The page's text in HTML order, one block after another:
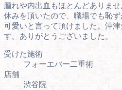
腫れや内出血もほとんどありま
休みを頂いたので、職場でも恥
可愛いと言って頂けました。沖
す。ありがとうございました。
受けた施術
フォーエバー二重術
店舗
渋谷院